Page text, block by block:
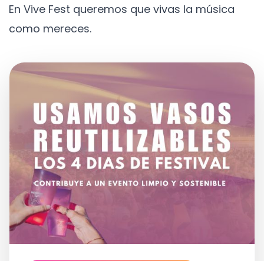
En Vive Fest queremos que vivas la música
como mereces.